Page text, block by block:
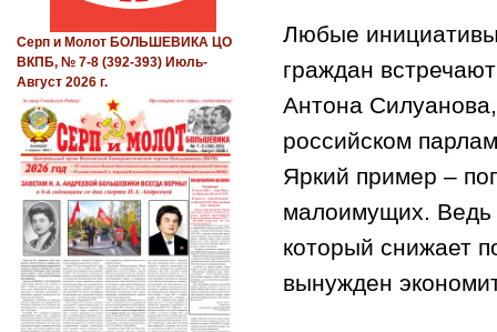
Любые
граждан
Антона
российском
Яркий пример –
малоимущих. Ведь
который снижает
вынужден
Серп и Молот БОЛЬШЕВИКА ЦО
ВКПБ, № 7-8 (392-393) Июль-
Август 2026 г.